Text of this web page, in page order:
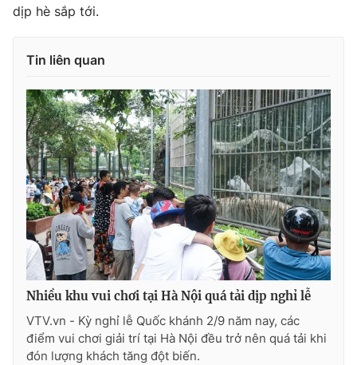
dịp hè sắp tới.
Tin liên quan
Nhiều khu vui chơi tại Hà Nội quá tải dịp nghỉ lễ
VTV.vn - Kỳ nghỉ lễ Quốc khánh 2/9 năm nay, các
điểm vui chơi giải trí tại Hà Nội đều trở nên quá tải khi
đón lượng khách tăng đột biến.